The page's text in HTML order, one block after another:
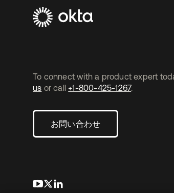
To connect with a product expert
us or call +1-800-425-1267.
お問い合わせ
新しいタブで開く
新しいタブで開く